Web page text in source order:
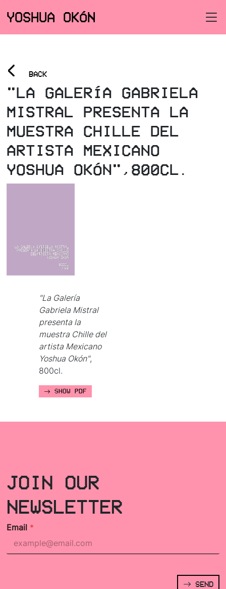
YOSHUA OKÓN
< BACK
"LA GALERÍA GABRIELA
MISTRAL PRESENTA LA
MUESTRA CHILLE DEL
ARTISTA MEXICANO
YOSHUA OKÓN",800CL.
"La Galería
Gabriela Mistral
presenta la
muestra Chille del
artista Mexicano
Yoshua Okón",
800cl.
SHOW PDF
JOIN OUR
NEWSLETTER
Email *
SEND